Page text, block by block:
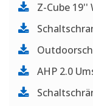
Z-Cube 19''
AHP 2.0